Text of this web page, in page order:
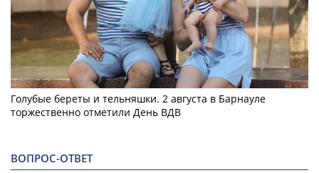
Голубые береты и тельняшки. 2 августа в Барнауле
торжественно отметили День ВДВ
ВОПРОС-ОТВЕТ